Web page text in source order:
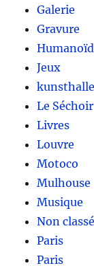
Galerie
Gravure
Jeux
kunsthalle
Le Séchoir
Livres
Louvre
Motoco
Mulhouse
Musique
Non classé
Paris
Paris